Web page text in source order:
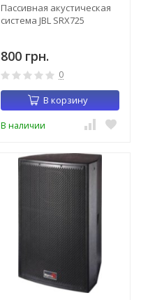
Пассивная акустическая
система JBL SRX725
800 грн.
0
В корзину
В наличии